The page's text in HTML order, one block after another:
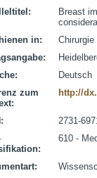
Breast
in:
Deutsch
zum
http://
2731-
610 -